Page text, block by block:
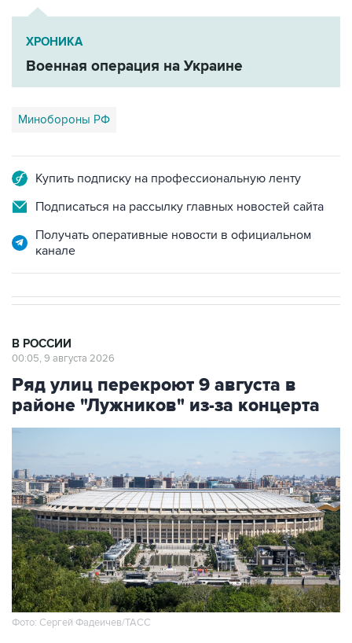
ХРОНИКА
Военная операция на Украине
Минобороны РФ
Купить подписку на профессиональную ленту
Подписаться на рассылку главных новостей сайта
Получать оперативные новости в официальном
канале
В РОССИИ
00:05, 9 августа 2026
Ряд улиц перекроют 9 августа в
районе "Лужников" из-за концерта
Фото: Сергей Фадеичев/ТАСС